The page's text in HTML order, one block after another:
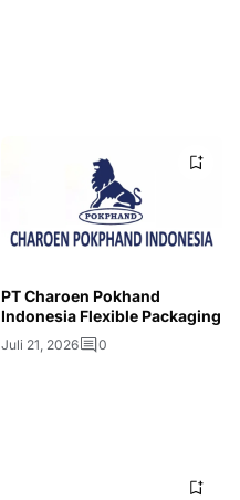
PT Charoen Pokhand
Indonesia Flexible Packaging
Juli 21, 2026 0